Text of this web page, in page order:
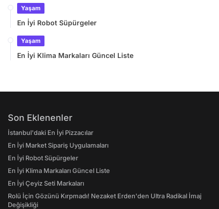
Yaşam
En İyi Robot Süpürgeler
Yaşam
En İyi Klima Markaları Güncel Liste
Son Eklenenler
İstanbul'daki En İyi Pizzacılar
En İyi Market Sipariş Uygulamaları
En İyi Robot Süpürgeler
En İyi Klima Markaları Güncel Liste
En İyi Çeyiz Seti Markaları
Rolü İçin Gözünü Kırpmadı! Nezaket Erden'den Ultra Radikal İmaj
Değişikliği